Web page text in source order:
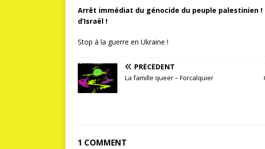
Arrêt immédiat du génocide du peuple palestinien
d’Israël !
Stop à la guerre en Ukraine !
PRÉCÉDENT
La famille queer – Forcalquier
1 COMMENT